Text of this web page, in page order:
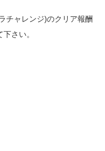
チャレンジ)のクリア報酬
さい。